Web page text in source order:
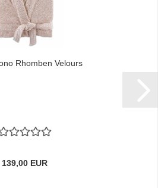
Rhomben Velours
139,00 EUR